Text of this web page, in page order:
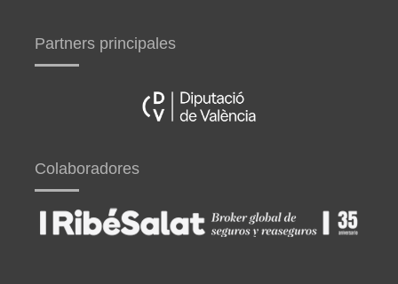
Partners principales
Colaboradores